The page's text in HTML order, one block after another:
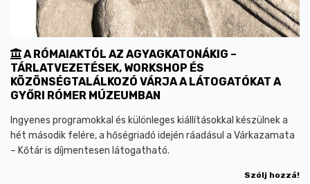
A RÓMAIAKTÓL AZ AGYAGKATONÁKIG –
TÁRLATVEZETÉSEK, WORKSHOP ÉS
KÖZÖNSÉGTALÁLKOZÓ VÁRJA A LÁTOGATÓKAT A
GYŐRI RÓMER MÚZEUMBAN
Ingyenes programokkal és különleges kiállításokkal készülnek a
hét második felére, a hőségriadó idején ráadásul a Várkazamata
– Kőtár is díjmentesen látogatható.
Szólj hozzá!